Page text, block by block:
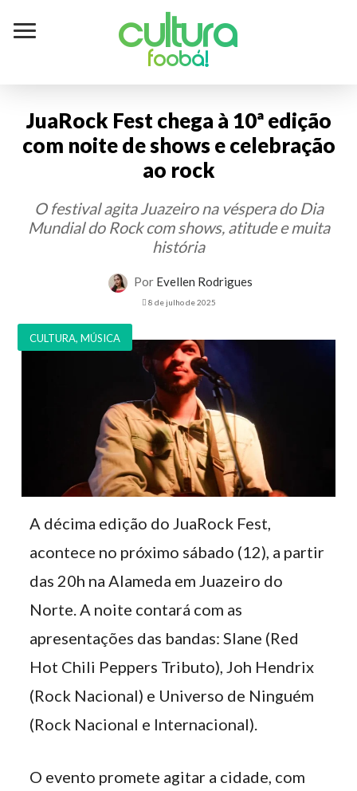
Cultura
foobá!
JuaRock Fest chega à 10ª edição
com noite de shows e celebração
ao rock
O festival agita Juazeiro na véspera do Dia
Mundial do Rock com shows, atitude e muita
história
Por Evellen Rodrigues
8 de julho de 2025
CULTURA,MÚSICA
A décima edição do JuaRock Fest,
acontece no próximo sábado (12), a partir
das 20h na Alameda em Juazeiro do
Norte. A noite contará com as
apresentações das bandas: Slane (Red
Hot Chili Peppers Tributo), Joh Hendrix
(Rock Nacional) e Universo de Ninguém
(Rock Nacional e Internacional).
O evento promete agitar a cidade, com